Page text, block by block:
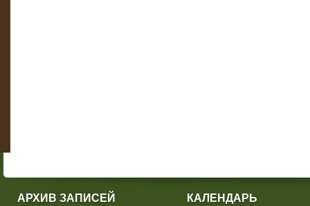
АРХИВ ЗАПИСЕЙ КАЛЕНДАРЬ